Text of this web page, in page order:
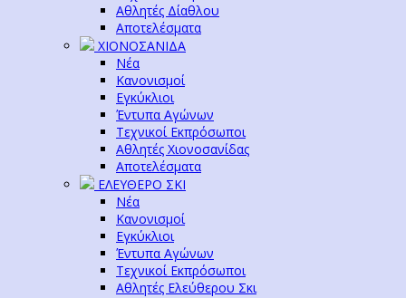
Αθλητές Δίαθλου
Αποτελέσματα
ΧΙΟΝΟΣΑΝΙΔΑ
Νέα
Κανονισμοί
Εγκύκλιοι
Έντυπα Αγώνων
Τεχνικοί Εκπρόσωποι
Αθλητές Χιονοσανίδας
Αποτελέσματα
ΕΛΕΥΘΕΡΟ ΣΚΙ
Νέα
Κανονισμοί
Εγκύκλιοι
Έντυπα Αγώνων
Τεχνικοί Εκπρόσωποι
Αθλητές Ελεύθερου Σκι